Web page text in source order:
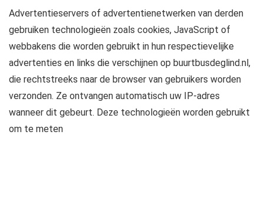
Advertentieservers of advertentienetwerken van derden
gebruiken technologieën zoals cookies, JavaScript of
webbakens die worden gebruikt in hun respectievelijke
advertenties en links die verschijnen op buurtbusdeglind.nl,
die rechtstreeks naar de browser van gebruikers worden
verzonden. Ze ontvangen automatisch uw IP-adres
wanneer dit gebeurt. Deze technologieën worden gebruikt
om te meten